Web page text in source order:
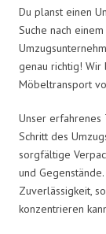
Du planst einen
Suche nach
genau richtig!
Möbeltransport
Unser erfahrenes
Schritt des
sorgfältige
und
Zuverlässigkeit,
konzentrieren